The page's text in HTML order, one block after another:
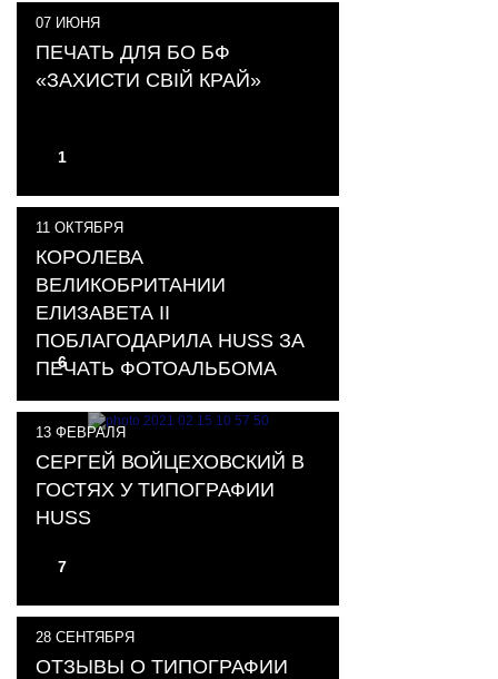
1
07 ИЮНЯ
ПЕЧАТЬ ДЛЯ БО БФ
«ЗАХИСТИ СВІЙ КРАЙ»
6
11 ОКТЯБРЯ
КОРОЛЕВА
ВЕЛИКОБРИТАНИИ
ЕЛИЗАВЕТА II
ПОБЛАГОДАРИЛА HUSS ЗА
ПЕЧАТЬ ФОТОАЛЬБОМА
7
13 ФЕВРАЛЯ
СЕРГЕЙ ВОЙЦЕХОВСКИЙ В
ГОСТЯХ У ТИПОГРАФИИ
HUSS
28 СЕНТЯБРЯ
ОТЗЫВЫ О ТИПОГРАФИИ